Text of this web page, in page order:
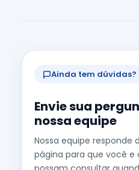
Ainda tem dúvidas?
Envie sua
nossa equipe
Nossa equipe responde
página para que você e